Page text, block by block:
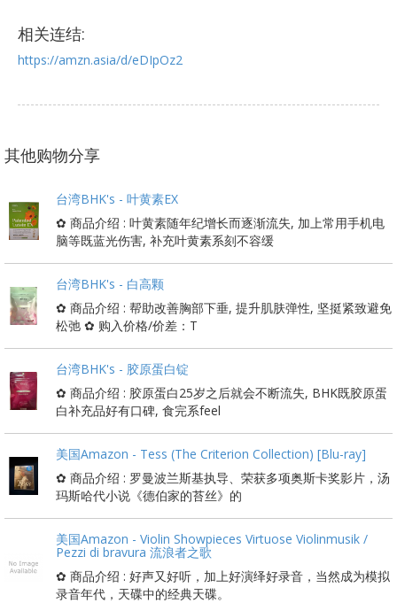
相关连结:
https://amzn.asia/d/eDIpOz2
其他购物分享
台湾BHK's - 叶黄素EX
✿ 商品介绍 : 叶黄素随年纪增长而逐渐流失, 加上常用手机电
脑等既蓝光伤害, 补充叶黄素系刻不容缓
台湾BHK's - 白高颗
✿ 商品介绍 : 帮助改善胸部下垂, 提升肌肤弹性, 坚挺紧致避免
松弛 ✿ 购入价格/价差：T
台湾BHK's - 胶原蛋白锭
✿ 商品介绍 : 胶原蛋白25岁之后就会不断流失, BHK既胶原蛋
白补充品好有口碑, 食完系feel
美国Amazon - Tess (The Criterion Collection) [Blu-ray]
✿ 商品介绍 : 罗曼波兰斯基执导、荣获多项奥斯卡奖影片，汤
玛斯哈代小说《德伯家的苔丝》的
美国Amazon - Violin Showpieces Virtuose Violinmusik /
Pezzi di bravura 流浪者之歌
✿ 商品介绍 : 好声又好听，加上好演绎好录音，当然成为模拟
录音年代，天碟中的经典天碟。